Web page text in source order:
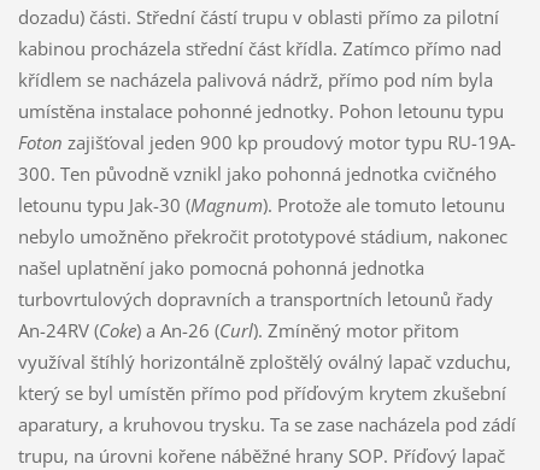
dozadu) části. Střední částí trupu v oblasti přímo za pilotní
kabinou procházela střední část křídla. Zatímco přímo nad
křídlem se nacházela palivová nádrž, přímo pod ním byla
umístěna instalace pohonné jednotky. Pohon letounu typu
Foton zajišťoval jeden 900 kp proudový motor typu RU-19A-
300. Ten původně vznikl jako pohonná jednotka cvičného
letounu typu Jak-30 (Magnum). Protože ale tomuto letounu
nebylo umožněno překročit prototypové stádium, nakonec
našel uplatnění jako pomocná pohonná jednotka
turbovrtulových dopravních a transportních letounů řady
An-24RV (Coke) a An-26 (Curl). Zmíněný motor přitom
využíval štíhlý horizontálně zploštělý oválný lapač vzduchu,
který se byl umístěn přímo pod příďovým krytem zkušební
aparatury, a kruhovou trysku. Ta se zase nacházela pod zádí
trupu, na úrovni kořene náběžné hrany SOP. Příďový lapač